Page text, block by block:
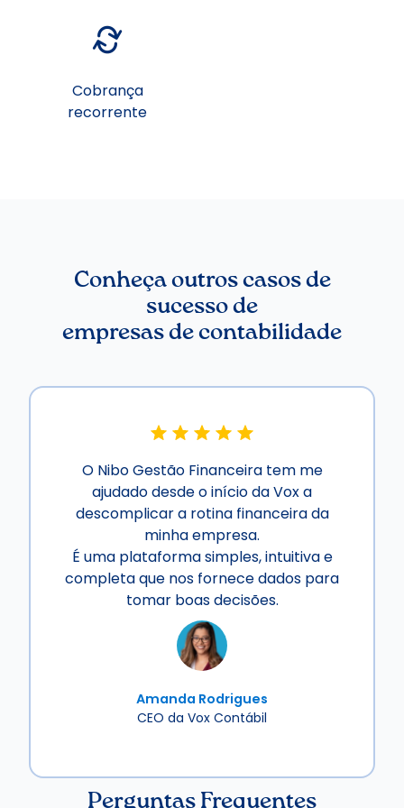
Cobrança
recorrente
Conheça outros casos de
sucesso de
empresas de contabilidade
O Nibo Gestão Financeira tem me
ajudado desde o início da Vox a
descomplicar a rotina financeira da
minha empresa.
É uma plataforma simples, intuitiva e
completa que nos fornece dados para
tomar boas decisões.
Amanda Rodrigues
CEO da Vox Contábil
Perguntas Frequentes